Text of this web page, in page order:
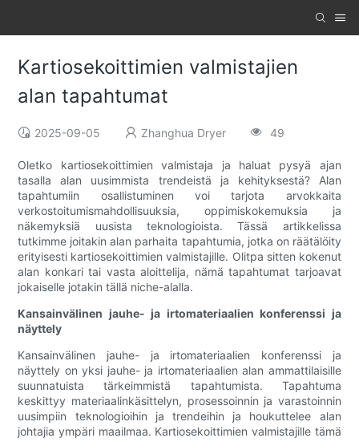
Kartiosekoittimien valmistajien
alan tapahtumat
2025-09-05 Zhanghua Dryer 49
Oletko kartiosekoittimien valmistaja ja haluat pysyä ajan
tasalla alan uusimmista trendeistä ja kehityksestä? Alan
tapahtumiin osallistuminen voi tarjota arvokkaita
verkostoitumismahdollisuuksia, oppimiskokemuksia ja
näkemyksiä uusista teknologioista. Tässä artikkelissa
tutkimme joitakin alan parhaita tapahtumia, jotka on räätälöity
erityisesti kartiosekoittimien valmistajille. Olitpa sitten kokenut
alan konkari tai vasta aloittelija, nämä tapahtumat tarjoavat
jokaiselle jotakin tällä niche-alalla.
Kansainvälinen jauhe- ja irtomateriaalien konferenssi ja
näyttely
Kansainvälinen jauhe- ja irtomateriaalien konferenssi ja
näyttely on yksi jauhe- ja irtomateriaalien alan ammattilaisille
suunnatuista tärkeimmistä tapahtumista. Tapahtuma
keskittyy materiaalinkäsittelyn, prosessoinnin ja varastoinnin
uusimpiin teknologioihin ja trendeihin ja houkuttelee alan
johtajia ympäri maailmaa. Kartiosekoittimien valmistajille tämä